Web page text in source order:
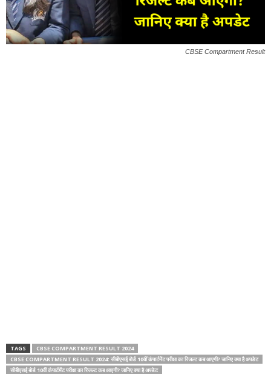
CBSE Compartment Result
TAGS
CBSE COMPARTMENT RESULT 2024
CBSE COMPARTMENT RESULT 2024: सीबीएसई बोर्ड 10वीं कंपार्टमेंट परीक्षा का रिजल्ट कब आएगी? जानिए क्या है अपडेट
सीबीएसई बोर्ड 10वीं कंपार्टमेंट परीक्षा का रिजल्ट कब आएगी? जानिए क्या है अपडेट